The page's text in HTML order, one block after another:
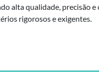
alta qualidade, precisão
rigorosos e exigentes.